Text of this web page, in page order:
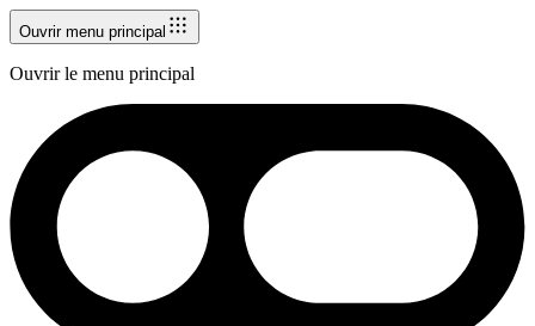
Ouvrir menu principal
Ouvrir le menu principal